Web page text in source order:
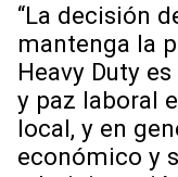
“La decisión
mantenga la
Heavy Duty
y paz laboral
local, y en
económico y